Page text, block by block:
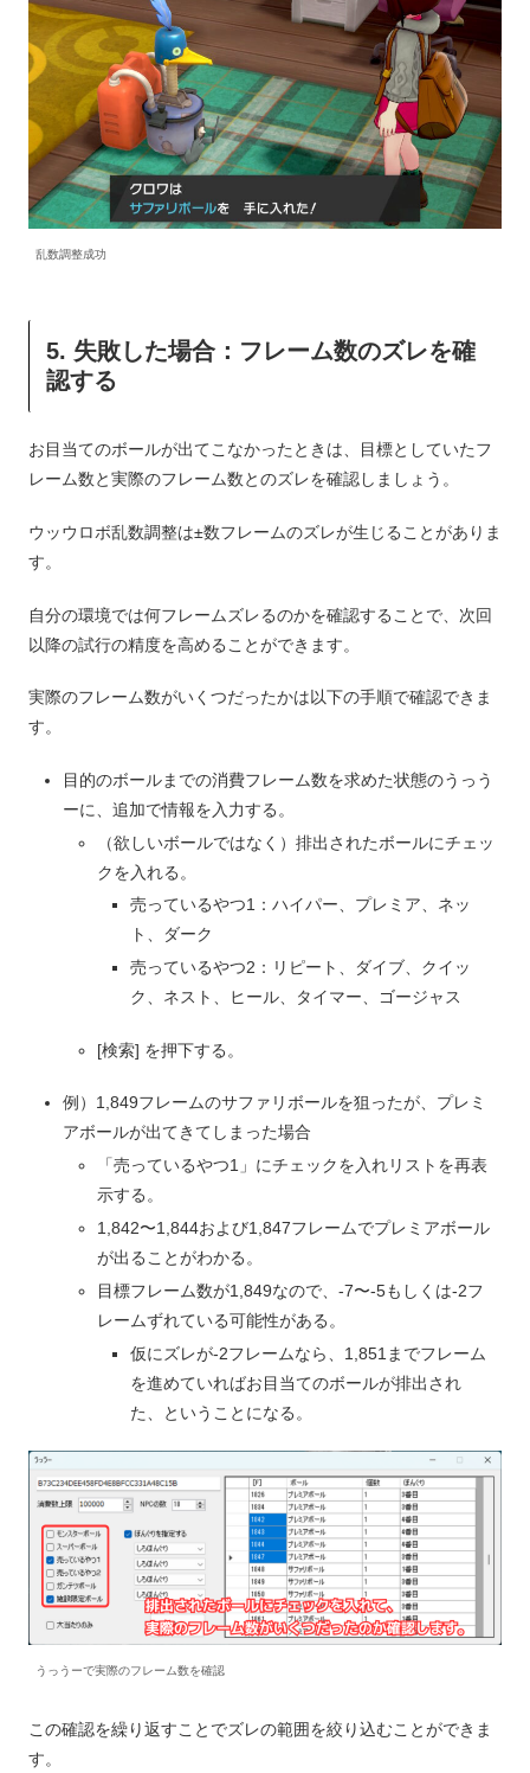
乱数調整成功
5. 失敗した場合：フレーム数のズレを確
認する
お目当てのボールが出てこなかったときは、目標としていたフ
レーム数と実際のフレーム数とのズレを確認しましょう。
ウッウロボ乱数調整は±数フレームのズレが生じることがありま
す。
自分の環境では何フレームズレるのかを確認することで、次回
以降の試行の精度を高めることができます。
実際のフレーム数がいくつだったかは以下の手順で確認できま
す。
目的のボールまでの消費フレーム数を求めた状態のうっう
ーに、追加で情報を入力する。
（欲しいボールではなく）排出されたボールにチェッ
クを入れる。
売っているやつ1：ハイパー、プレミア、ネッ
ト、ダーク
売っているやつ2：リピート、ダイブ、クイッ
ク、ネスト、ヒール、タイマー、ゴージャス
[検索] を押下する。
例）1,849フレームのサファリボールを狙ったが、プレミ
アボールが出てきてしまった場合
「売っているやつ1」にチェックを入れリストを再表
示する。
1,842〜1,844および1,847フレームでプレミアボール
が出ることがわかる。
目標フレーム数が1,849なので、-7〜-5もしくは-2フ
レームずれている可能性がある。
仮にズレが-2フレームなら、1,851までフレーム
を進めていればお目当てのボールが排出され
た、ということになる。
うっうーで実際のフレーム数を確認
この確認を繰り返すことでズレの範囲を絞り込むことができま
す。